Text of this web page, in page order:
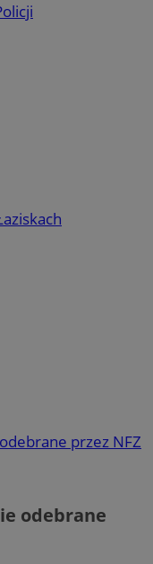
przez NFZ
odebrane